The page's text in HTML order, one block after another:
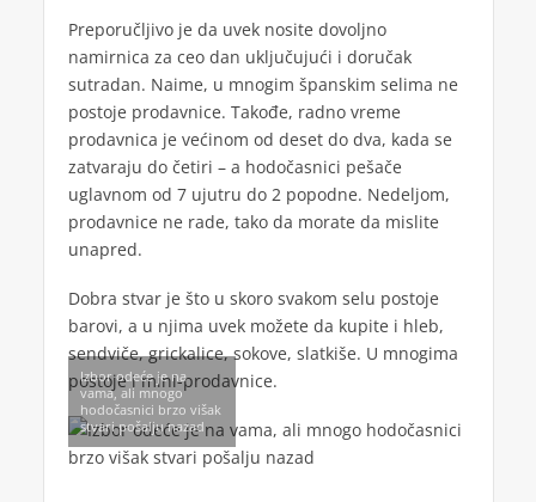
Preporučljivo je da uvek nosite dovoljno
namirnica za ceo dan uključujući i doručak
sutradan. Naime, u mnogim španskim selima ne
postoje prodavnice. Takođe, radno vreme
prodavnica je većinom od deset do dva, kada se
zatvaraju do četiri – a hodočasnici pešače
uglavnom od 7 ujutru do 2 popodne. Nedeljom,
prodavnice ne rade, tako da morate da mislite
unapred.
Dobra stvar je što u skoro svakom selu postoje
barovi, a u njima uvek možete da kupite i hleb,
sendviče, grickalice, sokove, slatkiše. U mnogima
postoje i mini-prodavnice.
Izbor odeće je na
vama, ali mnogo
hodočasnici brzo višak
stvari pošalju nazad